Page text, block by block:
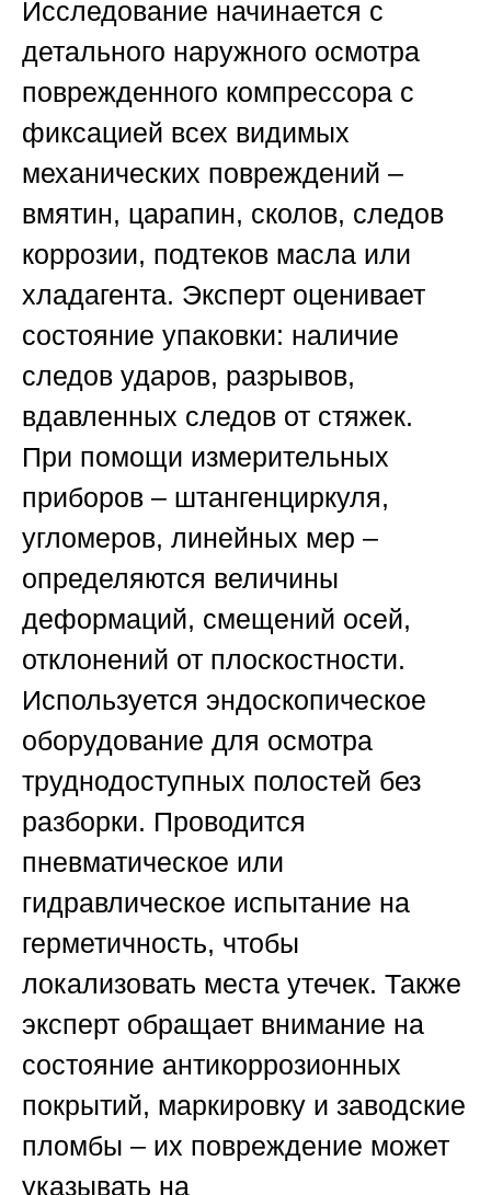
Исследование начинается с
детального наружного осмотра
поврежденного компрессора с
фиксацией всех видимых
механических повреждений –
вмятин, царапин, сколов, следов
коррозии, подтеков масла или
хладагента. Эксперт оценивает
состояние упаковки: наличие
следов ударов, разрывов,
вдавленных следов от стяжек.
При помощи измерительных
приборов – штангенциркуля,
угломеров, линейных мер –
определяются величины
деформаций, смещений осей,
отклонений от плоскостности.
Используется эндоскопическое
оборудование для осмотра
труднодоступных полостей без
разборки. Проводится
пневматическое или
гидравлическое испытание на
герметичность, чтобы
локализовать места утечек. Также
эксперт обращает внимание на
состояние антикоррозионных
покрытий, маркировку и заводские
пломбы – их повреждение может
указывать на